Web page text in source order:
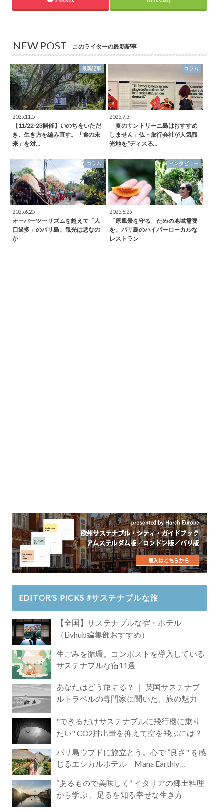
NEW POST このライターの最新記事
最新記事
2025.11.5
【11/22-23開催】いのちをいただ
き、生き方を編み直す。「食の未
来」を対…
コラム
2025.7.3
「夏のサントリーニ島はおすすめ
しません」仏・旅行会社が人気観
光地を“ディスる…
コラム
2025.6.25
オーバーツーリズムを超えて「人
口過多」のバリ島。観光は悪なの
か
インタビュー
2025.6.25
「原風景を守る」ための地域需要
を。バリ島のハイパーローカルな
レストラン
EDITOR’S PICKS #サステナブルな旅
【全国】サステナブルな宿・ホテル
（Livhub編集部おすすめ）
生ごみを循環。コンポストを導入している
サステナブルな宿11選
あなたはどう旅する？ ｜ 英国サステナブ
ルトラベルの専門家に聞いた、旅の魅力
"できるだけサステナブルに飛行機に乗り
たい" CO2排出量を抑えて空を飛ぶには？
バリ島ウブドに旅立とう。心で ”良さ" を感
じるエシカルホテル「Mana Earthly
“あるもので美味しく” イタリアの郷土料理
から学ぶ 、足るを知る幸せな生き方